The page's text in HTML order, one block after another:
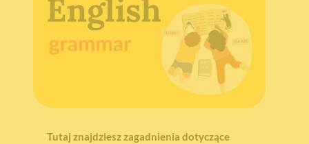
Tutaj znajdziesz zagadnienia dotyczące